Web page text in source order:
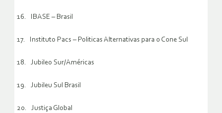
16. IBASE – Brasil
17. Instituto Pacs – Politicas Alternativas para o Cone Sul
18. Jubileo Sur/Américas
19. Jubileu Sul Brasil
20. Justiça Global